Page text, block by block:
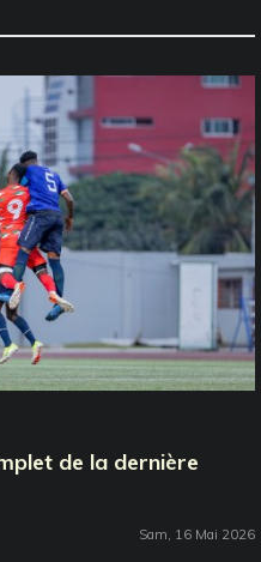
de la dernière
Sam, 16 Mai 2026